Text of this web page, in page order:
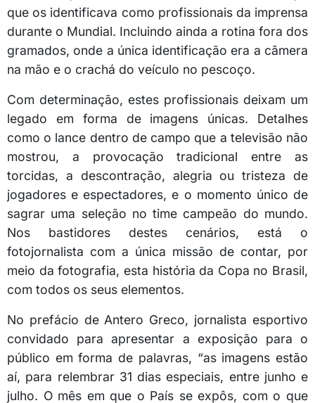
que os identificava como profissionais da imprensa
durante o Mundial. Incluindo ainda a rotina fora dos
gramados, onde a única identificação era a câmera
na mão e o crachá do veículo no pescoço.
Com determinação, estes profissionais deixam um
legado em forma de imagens únicas. Detalhes
como o lance dentro de campo que a televisão não
mostrou, a provocação tradicional entre as
torcidas, a descontração, alegria ou tristeza de
jogadores e espectadores, e o momento único de
sagrar uma seleção no time campeão do mundo.
Nos bastidores destes cenários, está o
fotojornalista com a única missão de contar, por
meio da fotografia, esta história da Copa no Brasil,
com todos os seus elementos.
No prefácio de Antero Greco, jornalista esportivo
convidado para apresentar a exposição para o
público em forma de palavras, “as imagens estão
aí, para relembrar 31 dias especiais, entre junho e
julho. O mês em que o País se expôs, com o que